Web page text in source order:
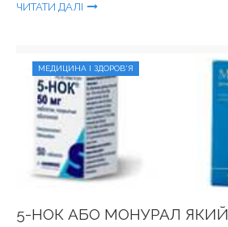
ЧИТАТИ ДАЛІ
МЕДИЦИНА І ЗДОРОВ'Я
5-НОК АБО МОНУРАЛ ЯКИЙ